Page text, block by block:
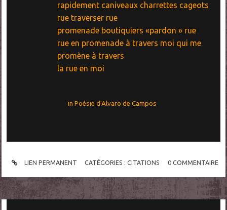
rapidement caniveaux charrettes cageots
rue traverser rue
promenade boutiquiers «pardon » rue
rue en promenade à travers moi qui me
promène à travers
la rue en moi
in Poésie d'Alvaro de Campos
LIEN PERMANENT CATÉGORIES :CITATIONS 0 COMMENTAIRE